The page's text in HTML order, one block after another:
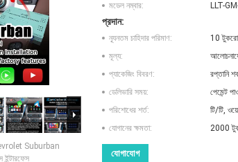
Suburban
মডেল নম্বার:
LLT-
প্রদান:
ন্যূনতম চাহিদার পরিমাণ:
10 টুকরো
মূল্য:
প্যাকেজিং বিবরণ:
রপ্তানি
ডেলিভারি সময়:
পেমেন্ট
পরিশোধের শর্ত:
টি/টি,
যোগানের ক্ষমতা:
2000
যোগাযোগ